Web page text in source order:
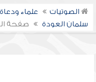
الصوتيات علماء ودعاة
سلمان العودة
صفحة